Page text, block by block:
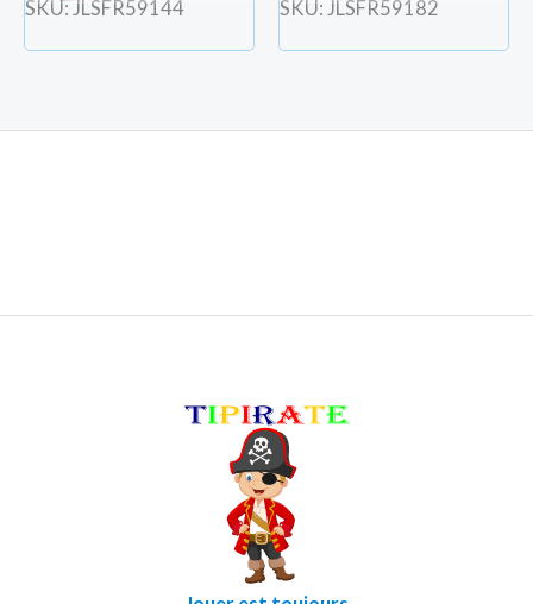
SKU: JLSFR59144 SKU: JLSFR59182